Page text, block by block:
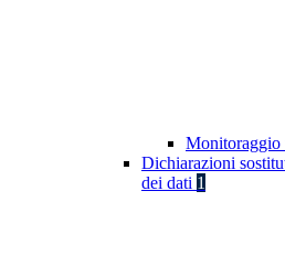
Monitoraggio
Dichiarazioni
dei dati 1